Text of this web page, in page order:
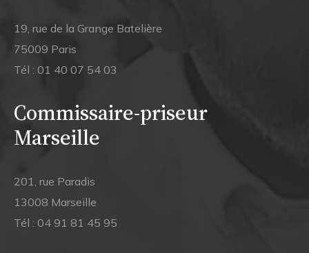
19, rue de la Grange Batelière
75009 Paris
Tél : 01 40 07 54 03
Commissaire-priseur
Marseille
201, rue Paradis
13008 Marseille
Tél : 04 91 81 45 95